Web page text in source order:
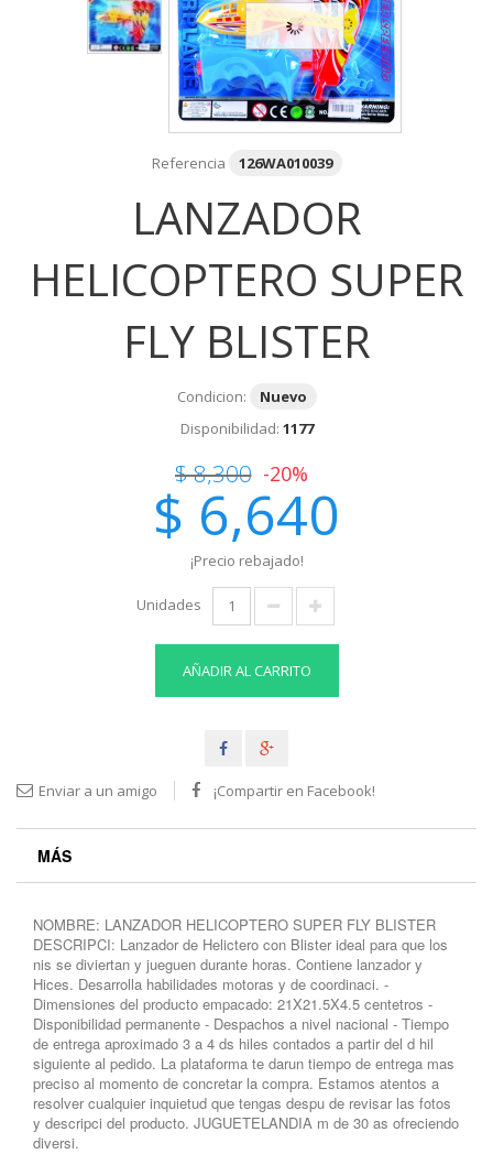
Referencia 126WA010039
LANZADOR
HELICOPTERO SUPER
FLY BLISTER
Condicion:
Nuevo
Disponibilidad: 1177
$ 8,300 -20%
$ 6,640
¡Precio rebajado!
Unidades
AÑADIR AL CARRITO
Enviar a un amigo ¡Compartir en Facebook!
MÁS
NOMBRE: LANZADOR HELICOPTERO SUPER FLY BLISTER
DESCRIPCI: Lanzador de Helictero con Blister ideal para que los
nis se diviertan y jueguen durante horas. Contiene lanzador y
Hices. Desarrolla habilidades motoras y de coordinaci. -
Dimensiones del producto empacado: 21X21.5X4.5 centetros -
Disponibilidad permanente - Despachos a nivel nacional - Tiempo
de entrega aproximado 3 a 4 ds hiles contados a partir del d hil
siguiente al pedido. La plataforma te darun tiempo de entrega mas
preciso al momento de concretar la compra. Estamos atentos a
resolver cualquier inquietud que tengas despu de revisar las fotos
y descripci del producto. JUGUETELANDIA m de 30 as ofreciendo
diversi.